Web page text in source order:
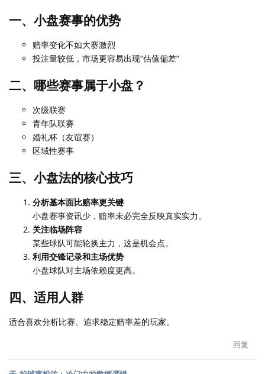
一、小盘赛事的优势
赔率变化不如大赛激烈
投注量较低，市场更容易出现“估值偏差”
二、哪些赛事属于小盘？
次级联赛
青年队联赛
婚礼杯（友谊赛）
区域性赛事
三、小盘法的核心技巧
分析基本面比赔率更关键
小盘赛事资讯少，赔率未必完全反映真实实力。
关注临场阵容
某些球队可能轮换主力，这是机会点。
利用交锋记录和主场优势
小盘球队对主场依赖度更高。
四、适用人群
适合喜欢分析比赛、追求稳定赔率差的玩家。
回复